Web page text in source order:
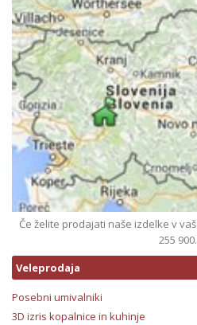
Če želite prodajati naše izdelke v
255 900.
Veleprodaja
Posebni umivalniki
3D izris kopalnice in kuhinje